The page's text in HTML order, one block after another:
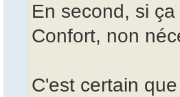
En second, si
Confort, non
C'est certain